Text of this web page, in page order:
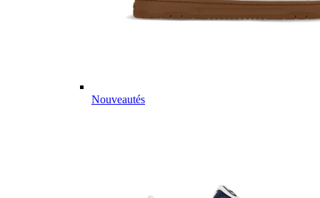
Nouveautés